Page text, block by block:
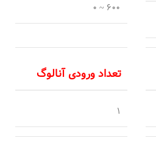
600 ~ 0
تعداد ورودی آنالوگ
1